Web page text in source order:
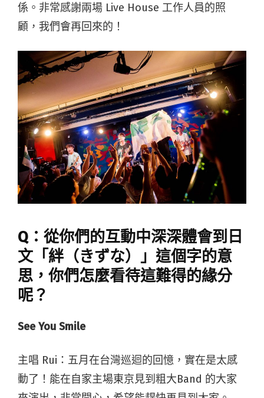
係。非常感謝兩場 Live House 工作人員的照
顧，我們會再回來的！
Q：從你們的互動中深深體會到日
文「絆（きずな）」這個字的意
思，你們怎麼看待這難得的緣分
呢？
See You Smile
主唱 Rui ：五月在台灣巡迴的回憶，實在是太感
動了！能在自家主場東京見到粗大Band 的大家